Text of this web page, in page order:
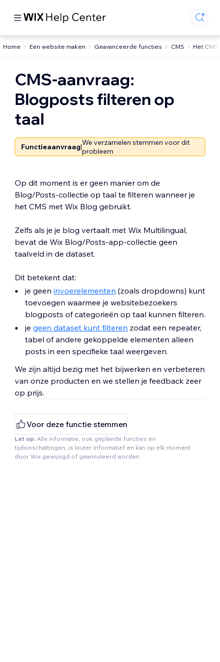
Home Een website maken Geavanceerde functies CMS Het
CMS-aanvraag:
Blogposts filteren op
taal
Functieaanvraag|We verzamelen stemmen voor dit
probleem
Op dit moment is er geen manier om de
Blog/Posts-collectie op taal te filteren wanneer je
het CMS met Wix Blog gebruikt.
Zelfs als je je blog vertaalt met Wix Multilingual,
bevat de Wix Blog/Posts-app-collectie geen
taalveld in de dataset.
Dit betekent dat:
je geen invoerelementen (zoals dropdowns) kunt
toevoegen waarmee je websitebezoekers
blogposts of categorieën op taal kunnen filteren.
je geen dataset kunt filteren zodat een repeater,
tabel of andere gekoppelde elementen alleen
posts in een specifieke taal weergeven.
We zijn altijd bezig met het bijwerken en verbeteren
van onze producten en we stellen je feedback zeer
op prijs.
Voor deze functie stemmen
Let op: Alle informatie, ook geplande functies en
tijdsinschattingen, is louter informatief en kan op elk moment
door Wix gewijzigd of geannuleerd worden.